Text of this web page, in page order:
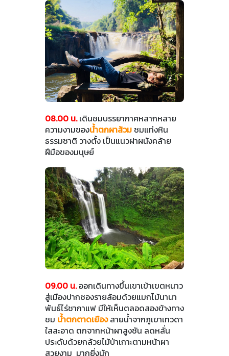
08.00 น.เดินชมบรรยากาศหลากหลาย
ความงามของน้ำตกผาส้วม ชมแท่งหิน
ธรรมชาติ วางตั้ง เป็นแนวฝาผนังคล้าย
ฝีมือของมนุษย์
09.00 น.ออกเดินทางขึ้นเขาเข้าเขตหนาว
สู่เมืองปากซองรายล้อมด้วยแมกไม้นานา
พันธ์ไร่ชากาแฟ มีให้เห็นตลอดสองข้างทาง
ชม น้ำตกตาดเยืองสายน้ำจากภูเขาเทวดา
ใสสะอาด ตกจากหน้าผาสูงชัน ลดหลั่น
ประดับด้วยกล้วยไม้ป่าเกาะตามหน้าผา
สวยงาม มากยิ่งนัก